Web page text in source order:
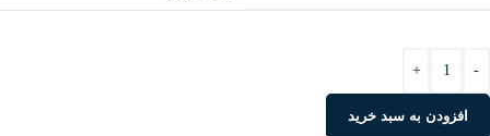
-
+
افزودن به سبد خرید